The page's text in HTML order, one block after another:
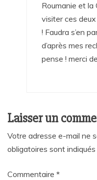
Roumanie et la
visiter ces
! Faudra s’en
d’après mes
pense ! merci
Laisser un
Votre adresse e-mail ne
obligatoires sont
Commentaire *